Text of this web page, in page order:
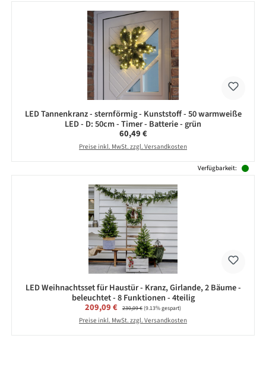
LED Tannenkranz - sternförmig - Kunststoff - 50 warmweiße
LED - D: 50cm - Timer - Batterie - grün
Regulärer Preis:
60,49 €
Preise inkl. MwSt. zzgl. Versandkosten
Verfügbarkeit:
LED Weihnachtsset für Haustür - Kranz, Girlande, 2 Bäume -
beleuchtet - 8 Funktionen - 4teilig
Verkaufspreis:
209,09 € Regulärer Preis:
230,09 €(9.13% gespart)
Preise inkl. MwSt. zzgl. Versandkosten